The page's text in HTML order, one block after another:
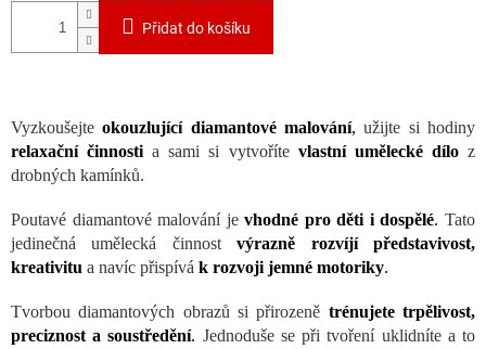
Přidat do košíku
Vyzkoušejteokouzlující diamantové malování, užijte si hodiny
relaxační činnosti a sami si vytvoříte vlastní umělecké díloz
drobných kamínků.
Poutavé diamantové malování jevhodné pro děti i dospělé. Tato
jedinečná umělecká činnostvýrazně rozvíjí představivost,
kreativitu a navíc přispívá k rozvoji jemné motoriky.
Tvorbou diamantových obrazů si přirozeně trénujete trpělivost,
preciznost a soustředění. Jednoduše se při tvoření uklidníte a to